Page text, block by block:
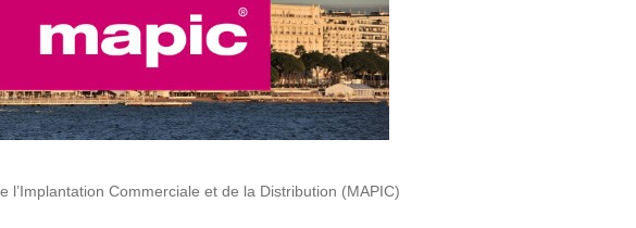
l’Implantation Commerciale et de la Distribution (MAPIC)